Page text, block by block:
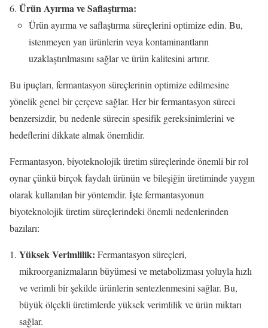
Ürün Ayırma ve Saflaştırma:
Ürün ayırma ve saflaştırma süreçlerini optimize edin. Bu,
istenmeyen yan ürünlerin veya kontaminantların
uzaklaştırılmasını sağlar ve ürün kalitesini artırır.
Bu ipuçları, fermantasyon süreçlerinin optimize edilmesine
yönelik genel bir çerçeve sağlar. Her bir fermantasyon süreci
benzersizdir, bu nedenle sürecin spesifik gereksinimlerini ve
hedeflerini dikkate almak önemlidir.
Fermantasyon, biyoteknolojik üretim süreçlerinde önemli bir rol
oynar çünkü birçok faydalı ürünün ve bileşiğin üretiminde yaygın
olarak kullanılan bir yöntemdir. İşte fermantasyonun
biyoteknolojik üretim süreçlerindeki önemli nedenlerinden
bazıları:
Yüksek Verimlilik: Fermantasyon süreçleri,
mikroorganizmaların büyümesi ve metabolizması yoluyla hızlı
ve verimli bir şekilde ürünlerin sentezlenmesini sağlar. Bu,
büyük ölçekli üretimlerde yüksek verimlilik ve ürün miktarı
sağlar.